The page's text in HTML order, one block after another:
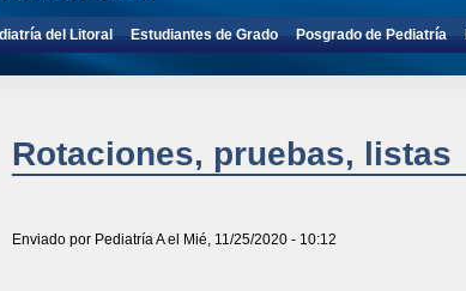
del Litoral Estudiantes de Grado Posgrado de Pediatría
Rotaciones, pruebas, listas
Enviado por Pediatría Ael Mié, 11/25/2020 - 10:12